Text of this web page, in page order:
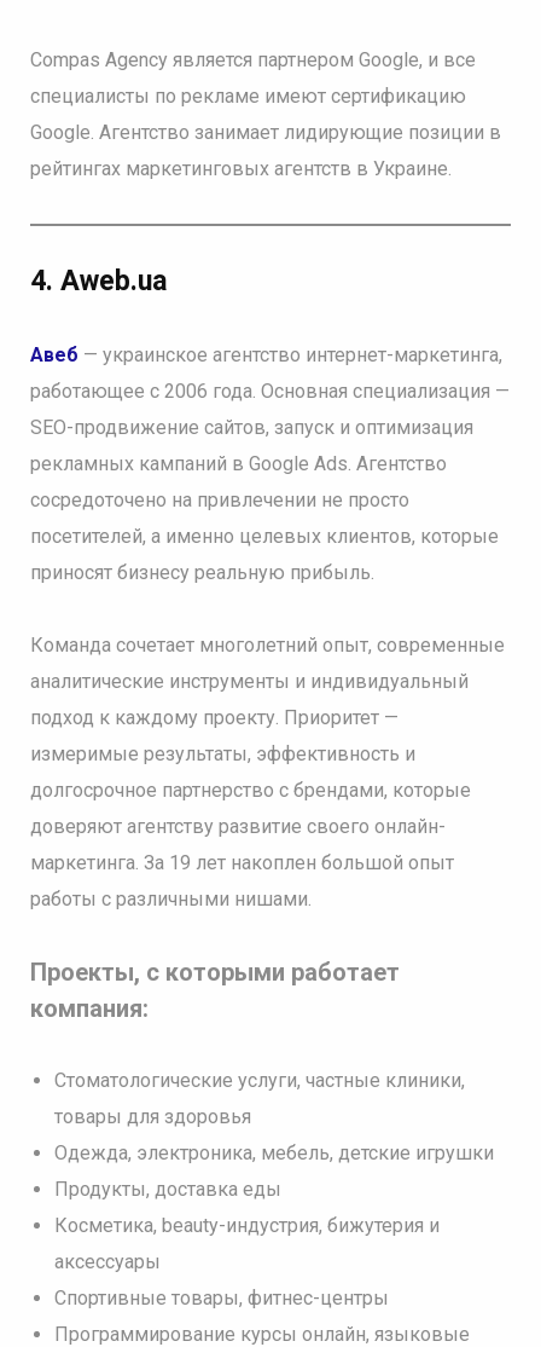
Compas Agency является партнером Google, и все
специалисты по рекламе имеют сертификацию
Google. Агентство занимает лидирующие позиции в
рейтингах маркетинговых агентств в Украине.
4. Aweb.ua
Авеб — украинское агентство интернет-маркетинга,
работающее с 2006 года. Основная специализация —
SEO-продвижение сайтов, запуск и оптимизация
рекламных кампаний в Google Ads. Агентство
сосредоточено на привлечении не просто
посетителей, а именно целевых клиентов, которые
приносят бизнесу реальную прибыль.
Команда сочетает многолетний опыт, современные
аналитические инструменты и индивидуальный
подход к каждому проекту. Приоритет —
измеримые результаты, эффективность и
долгосрочное партнерство с брендами, которые
доверяют агентству развитие своего онлайн-
маркетинга. За 19 лет накоплен большой опыт
работы с различными нишами.
Проекты, с которыми работает
компания:
Стоматологические услуги, частные клиники,
товары для здоровья
Одежда, электроника, мебель, детские игрушки
Продукты, доставка еды
Косметика, beauty-индустрия, бижутерия и
аксессуары
Спортивные товары, фитнес-центры
Программирование курсы онлайн, языковые